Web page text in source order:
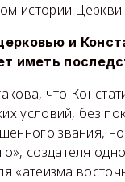
истории
и
иметь
что
условий, без
звания,
создателя
«атеизма